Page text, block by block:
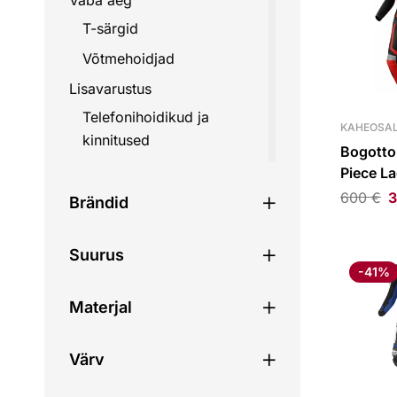
T-särgid
Võtmehoidjad
Lisavarustus
Telefonihoidikud ja
kinnitused
Kohvrid ja kotid
Rihmad
Seljakotid
Brändid
Suurus
Materjal
Värv
Piece
Suit
600€
-41%